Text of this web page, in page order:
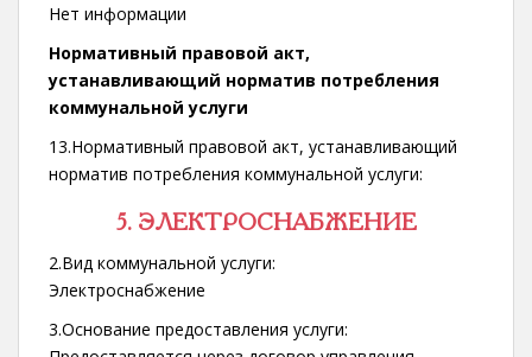
Нет информации
Нормативный правовой акт,
устанавливающий норматив потребления
коммунальной услуги
13.Нормативный правовой акт, устанавливающий
норматив потребления коммунальной услуги:
5. ЭЛЕКТРОСНАБЖЕНИЕ
2.Вид коммунальной услуги:
Электроснабжение
3.Основание предоставления услуги: